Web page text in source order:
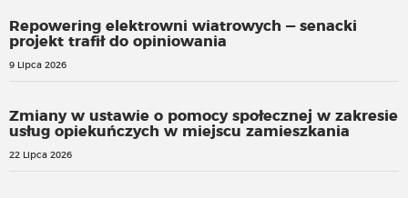
Repowering elektrowni wiatrowych — senacki
projekt trafił do opiniowania
9 Lipca 2026
Zmiany w ustawie o pomocy społecznej w zakresie
usług opiekuńczych w miejscu zamieszkania
22 Lipca 2026